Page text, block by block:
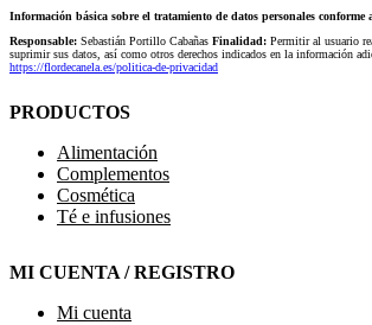
Información básica sobre el tratamiento de datos personales
Responsable: Sebastián Portillo Cabañas Finalidad: Permitir al usuario
suprimir sus datos, así como otros derechos indicados en la información
https://flordecanela.es/politica-de-privacidad
PRODUCTOS
Alimentación
Complementos
Cosmética
Té e infusiones
MI CUENTA / REGISTRO
Mi cuenta